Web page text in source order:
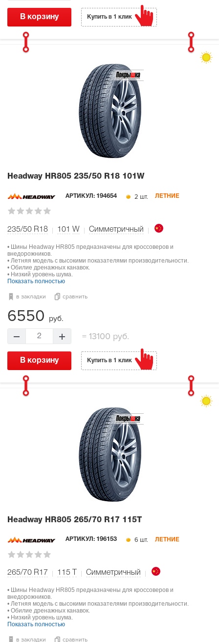
В корзину Купить в 1 клик
Headway HR805 235/50 R18 101W
АРТИКУЛ: 194654 2 шт. ЛЕТНИЕ
235/50 R18 101 W Симметричный
• Шины Headway HR805 предназначены для кроссоверов и
внедорожников.
• Летняя модель с высокими показателями производительности.
• Обилие дренажных канавок.
• Низкий уровень шума.
Показать полностью
в закладки сравнить
6550 руб.
2 =13100 руб.
В корзину Купить в 1 клик
Headway HR805 265/70 R17 115T
АРТИКУЛ: 196153 6 шт. ЛЕТНИЕ
265/70 R17 115 Симметричный
• Шины Headway HR805 предназначены для кроссоверов и
внедорожников.
• Летняя модель с высокими показателями производительности.
• Обилие дренажных канавок.
• Низкий уровень шума.
Показать полностью
в закладки сравнить